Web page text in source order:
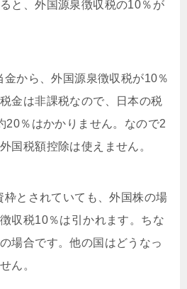
と、外国源泉徴収税の10％が
から、外国源泉徴収税が10％
金は非課税なので、日本の税
20％はかかりません。なので2
国税額控除は使えません。
枠とされていても、外国株の場
収税10％は引かれます。ちな
場合です。他の国はどうなっ
ん。